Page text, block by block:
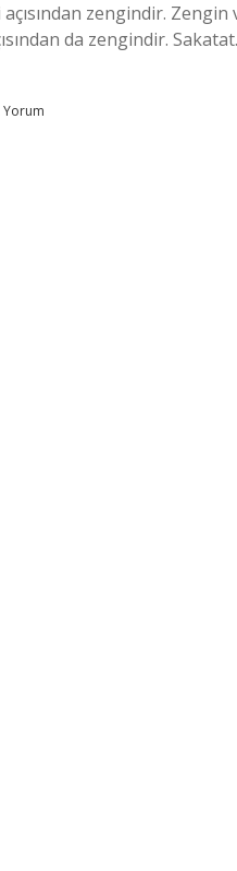
zengindir.
da zengindir.
Yorum